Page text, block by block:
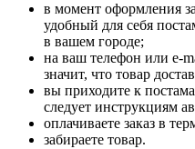
в момент оформления
удобный для себя
в вашем городе;
на ваш телефон или e-
значит, что товар
вы приходите к
следует инструкциям
оплачиваете заказ в
забираете товар.